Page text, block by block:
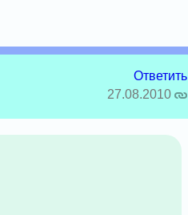
Ответить
27.08.2010